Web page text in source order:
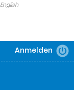
English
Anmelden